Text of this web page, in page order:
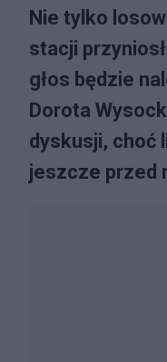
Nie tylko
stacji
głos będzie
Dorota
dyskusji, choć
jeszcze przed